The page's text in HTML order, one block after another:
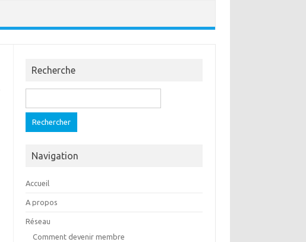
Recherche
Navigation
Accueil
A propos
Réseau
Comment devenir membre